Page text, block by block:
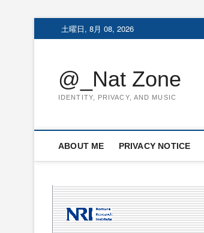
to
土曜日, 8月 08, 2026
@_Nat Zone
IDENTITY, PRIVACY, AND MUSIC
ABOUT ME PRIVACY NOTICE